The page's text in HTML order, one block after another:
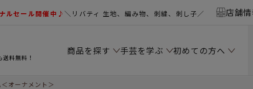
ルセール開催中♪＼リバティ 生地、編み物、刺繍、刺し子／ 店舗
料無料！
商品を探す 手芸を学ぶ 初めての方へ
オーナメント＞